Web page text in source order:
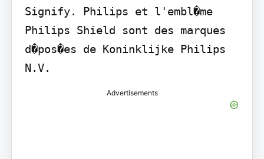
Signify. Philips et l'embl�me
Philips Shield sont des marques
d�pos�es de Koninklijke Philips
N.V.
Advertisements